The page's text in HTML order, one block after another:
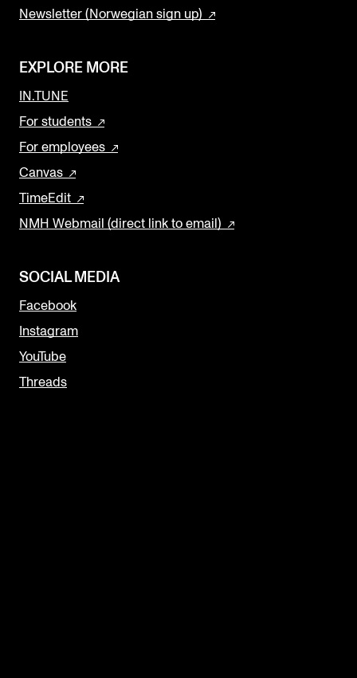
Newsletter (Norwegian sign up)
EXPLORE MORE
IN.TUNE
For students
For employees
Canvas
TimeEdit
NMH Webmail (direct link to email)
SOCIAL MEDIA
Facebook
Instagram
YouTube
Threads